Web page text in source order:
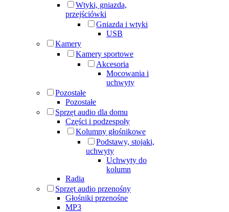
Wtyki, gniazda,
przejściówki
Gniazda i wtyki
USB
Kamery
Kamery sportowe
Akcesoria
Mocowania i
uchwyty
Pozostałe
Pozostałe
Sprzęt audio dla domu
Części i podzespoły
Kolumny głośnikowe
Podstawy, stojaki,
uchwyty
Uchwyty do
kolumn
Radia
Sprzęt audio przenośny
Głośniki przenośne
MP3